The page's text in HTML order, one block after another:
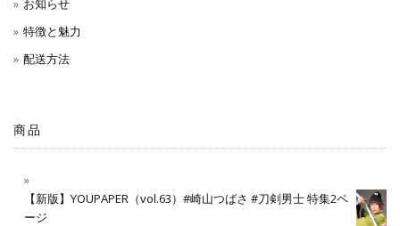
お知らせ
特徴と魅力
配送方法
商品
【新版】YOUPAPER（vol.63）#崎山つばさ #刀剣男士 特集2ペ
ージ